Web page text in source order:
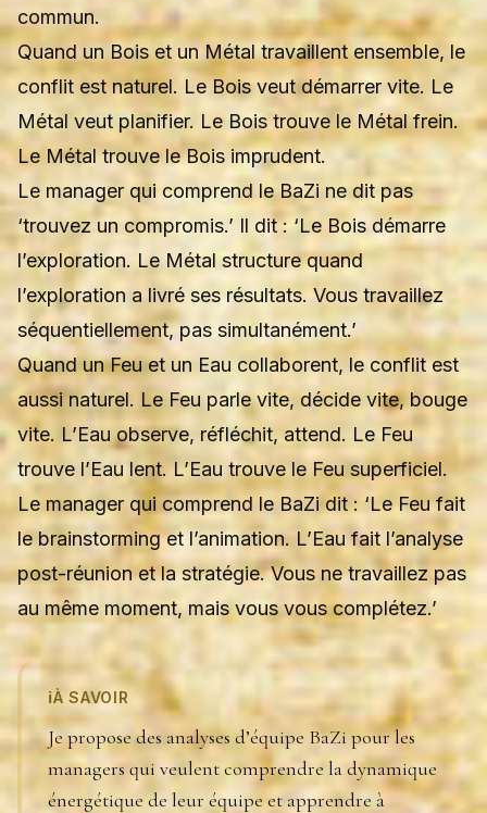
commun.
Quand un Bois et un Métal travaillent ensemble, le
conflit est naturel. Le Bois veut démarrer vite. Le
Métal veut planifier. Le Bois trouve le Métal frein.
Le Métal trouve le Bois imprudent.
Le manager qui comprend le BaZi ne dit pas
‘trouvez un compromis.’ Il dit : ‘Le Bois démarre
l’exploration. Le Métal structure quand
l’exploration a livré ses résultats. Vous travaillez
séquentiellement, pas simultanément.’
Quand un Feu et un Eau collaborent, le conflit est
aussi naturel. Le Feu parle vite, décide vite, bouge
vite. L’Eau observe, réfléchit, attend. Le Feu
trouve l’Eau lent. L’Eau trouve le Feu superficiel.
Le manager qui comprend le BaZi dit : ‘Le Feu fait
le brainstorming et l’animation. L’Eau fait l’analyse
post-réunion et la stratégie. Vous ne travaillez pas
au même moment, mais vous vous complétez.’
ℹ️À SAVOIR
Je propose des analyses d’équipe BaZi pour les
managers qui veulent comprendre la dynamique
énergétique de leur équipe et apprendre à